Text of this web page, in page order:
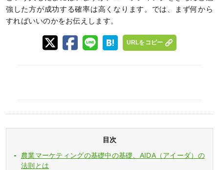
強した方が成功する確率は高くなります。では、まず何から
すればいいのかをお伝えします。
URLをコピー
目次
農業マーケティングの基礎中の基礎、AIDA（アイーダ）の
法則とは